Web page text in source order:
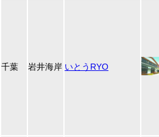
千葉 岩井海岸 いとうRYO